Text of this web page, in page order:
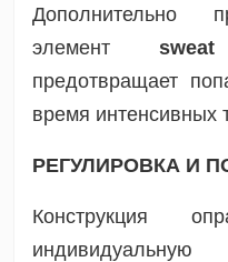
Дополнительно
элемент
предотвращает
время интенсивных
РЕГУЛИРОВКА И
Конструкция